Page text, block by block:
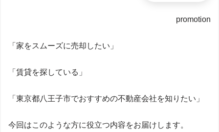
promotion
「家をスムーズに売却したい」
「賃貸を探している」
「東京都八王子市でおすすめの不動産会社を知りたい」
今回はこのような方に役立つ内容をお届けします。